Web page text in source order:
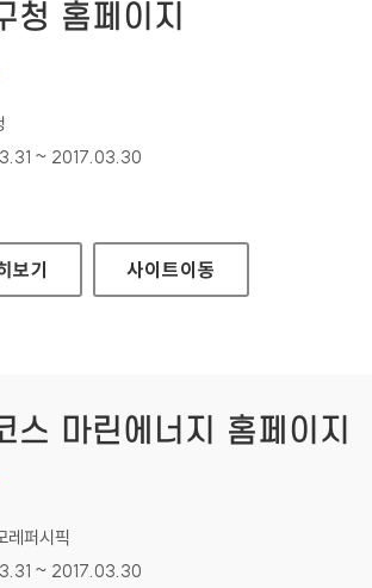
청 홈페이지
:
~ 2017.03.30
청 홈페이지
보기 사이트이동
스 마린에너지 홈페이지
레퍼시픽
:
~ 2017.03.30